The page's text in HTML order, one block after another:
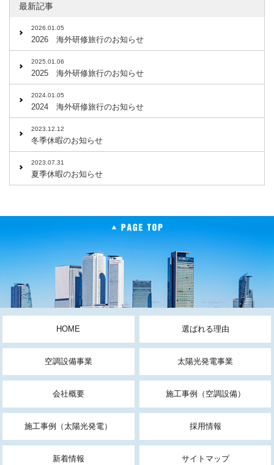
最新記事
2026.01.05
2026 海外研修旅行のお知らせ
2025.01.06
2025 海外研修旅行のお知らせ
2024.01.05
2024 海外研修旅行のお知らせ
2023.12.12
冬季休暇のお知らせ
2023.07.31
夏季休暇のお知らせ
HOME 選ばれる理由
空調設備事業 太陽光発電事業
会社概要 施工事例（空調設備）
施工事例（太陽光発電） 採用情報
新着情報 サイトマップ